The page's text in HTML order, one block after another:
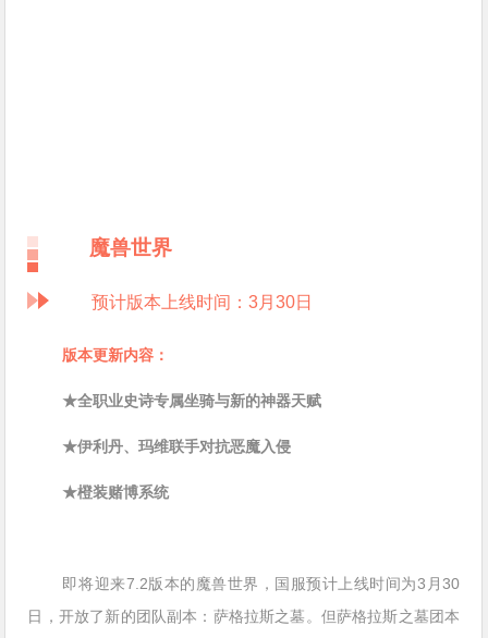
魔兽世界
预计版本上线时间：3月30日
版本更新内容：
★全职业史诗专属坐骑与新的神器天赋
★伊利丹、玛维联手对抗恶魔入侵
★橙装赌博系统
即将迎来7.2版本的魔兽世界，国服预计上线时间为3月30
日，开放了新的团队副本：萨格拉斯之墓。但萨格拉斯之墓团本